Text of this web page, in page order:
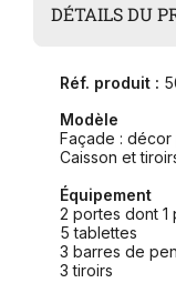
DÉTAILS DU
Réf. produit :
Modèle
Façade :
Caisson et
Équipement
2 portes dont 1
5 tablettes
3 barres de
3 tiroirs